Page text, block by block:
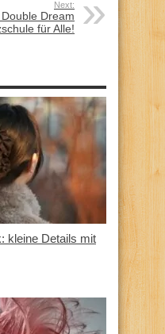
Next:
Dream
für Alle!
kleine Details mit